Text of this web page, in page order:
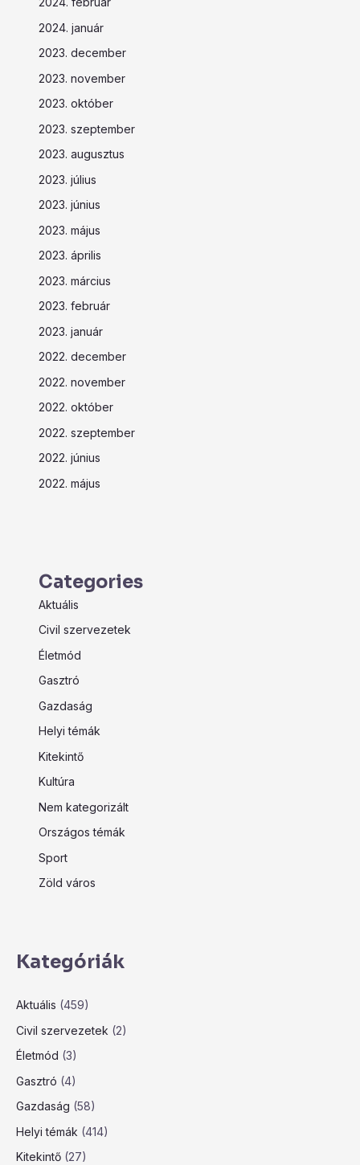
2024. január
2023. december
2023. november
2023. október
2023. szeptember
2023. augusztus
2023. július
2023. június
2023. május
2023. április
2023. március
2023. február
2023. január
2022. december
2022. november
2022. október
2022. szeptember
2022. június
2022. május
Categories
Aktuális
Civil szervezetek
Életmód
Gasztró
Gazdaság
Helyi témák
Kitekintő
Kultúra
Nem kategorizált
Országos témák
Sport
Zöld város
Kategóriák
Aktuális (459)
Civil szervezetek (2)
Életmód (3)
Gasztró (4)
Gazdaság (58)
Helyi témák (414)
Kitekintő (27)